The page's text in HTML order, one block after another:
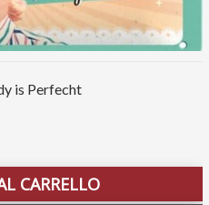
is Perfecht
CARRELLO